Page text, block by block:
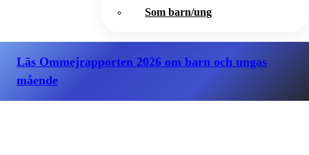
Som barn/ung
Läs Ommejrapporten 2026 om barn och ungas
mående